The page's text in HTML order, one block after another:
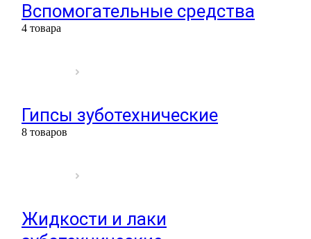
Вспомогательные средства
4 товара
Гипсы зуботехнические
8 товаров
Жидкости и лаки